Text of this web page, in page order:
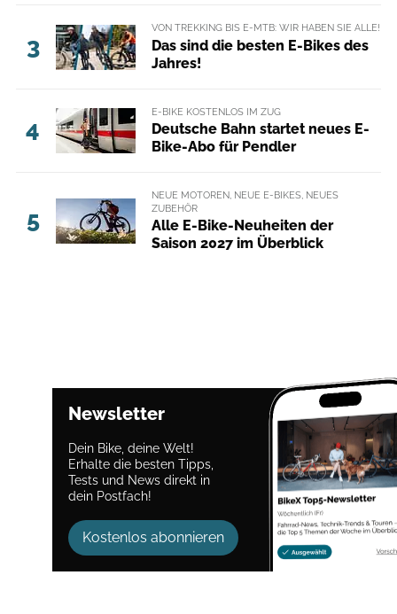
3
VON TREKKING BIS E-MTB: WIR HABEN SIE ALLE!
Das sind die besten E-Bikes des
Jahres!
4
E-BIKE KOSTENLOS IM ZUG
Deutsche Bahn startet neues E-
Bike-Abo für Pendler
5
NEUE MOTOREN, NEUE E-BIKES, NEUES
ZUBEHÖR
Alle E-Bike-Neuheiten der
Saison 2027 im Überblick
Newsletter
Dein Bike, deine Welt!
Erhalte die besten Tipps,
Tests und News direkt in
dein Postfach!
Kostenlos abonnieren